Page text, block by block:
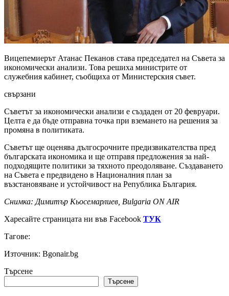
Вицепемиерът Атанас Пеканов става председател на Съвета за
икономически анализи. Това решиха министрите от
служебния кабинет, съобщиха от Министерския съвет.
свързани
Съветът за икономически анализи е създаден от 20 февруари.
Целта е да бъде отправна точка при вземането на решения за
промяна в политиката.
Съветът ще оценява дългосрочните предизвикателства пред
българската икономика и ще отправя предложения за най-
подходящите политики за тяхното преодоляване. Създаването
на Съвета е предвидено в Националния план за
възстановяване и устойчивост на Република България.
Снимка: Димитър Кьосемарлиев, Bulgaria ON AIR
Харесайте страницата ни във Facebook ТУК
Тагове:
Източник: Bgonair.bg
Търсене
Търсене